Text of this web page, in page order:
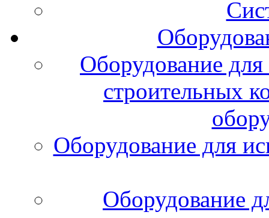
Оборудование
строительных
Оборудование для
Оборудование